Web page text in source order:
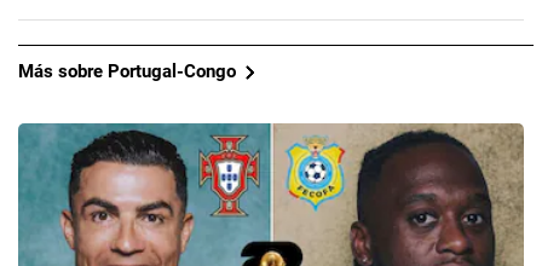
Más sobre Portugal-Congo